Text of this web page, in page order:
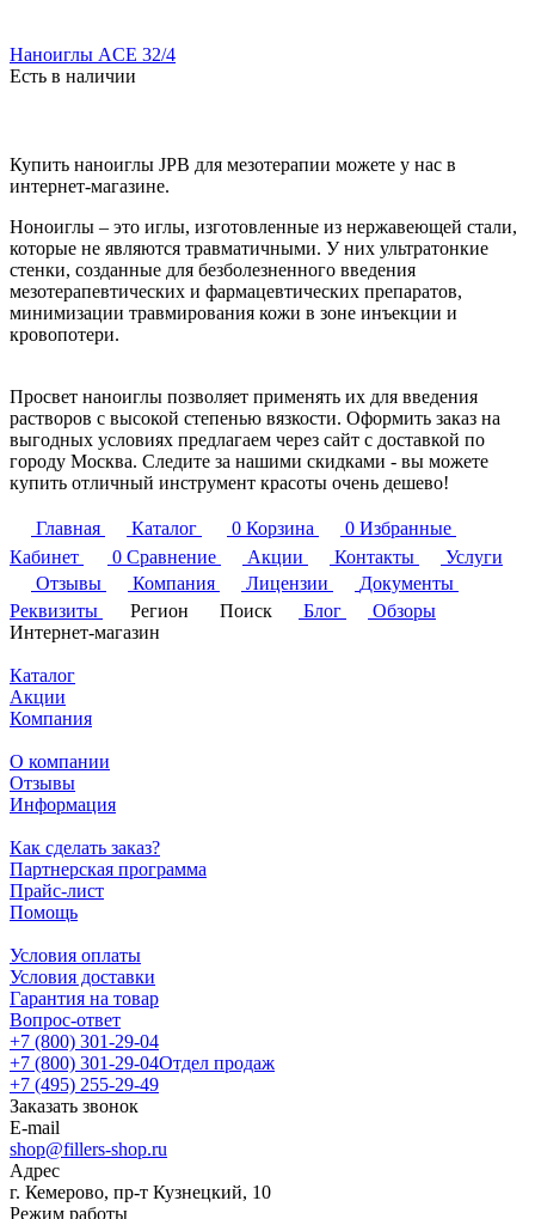
Наноиглы ACE 32/4
Есть в наличии
Купить наноиглы JPB для мезотерапии можете у нас в
интернет-магазине.
Ноноиглы – это иглы, изготовленные из нержавеющей стали,
которые не являются травматичными. У них ультратонкие
стенки, созданные для безболезненного введения
мезотерапевтических и фармацевтических препаратов,
минимизации травмирования кожи в зоне инъекции и
кровопотери.
Просвет наноиглы позволяет применять их для введения
растворов с высокой степенью вязкости. Оформить заказ на
выгодных условиях предлагаем через сайт с доставкой по
городу Москва. Следите за нашими скидками - вы можете
купить отличный инструмент красоты очень дешево!
Главная Каталог 0 Корзина 0 Избранные
Кабинет
0 Сравнение Акции Контакты
Услуги
Отзывы
Компания Лицензии
Документы
Реквизиты
Регион Поиск Блог
Обзоры
Интернет-магазин
Каталог
Акции
Компания
О компании
Отзывы
Информация
Как сделать заказ?
Партнерская программа
Прайс-лист
Помощь
Условия оплаты
Условия доставки
Гарантия на товар
Вопрос-ответ
+7 (800) 301-29-04
+7 (800) 301-29-04Отдел продаж
+7 (495) 255-29-49
Заказать звонок
E-mail
shop@fillers-shop.ru
Адрес
г. Кемерово, пр-т Кузнецкий, 10
Режим работы